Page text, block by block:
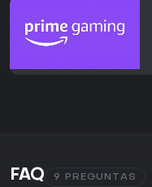
FAQ 9 PREGUNTAS